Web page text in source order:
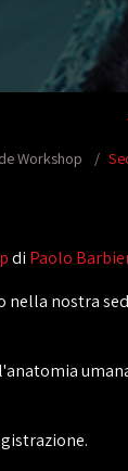
Workshop
di Paolo
nostra